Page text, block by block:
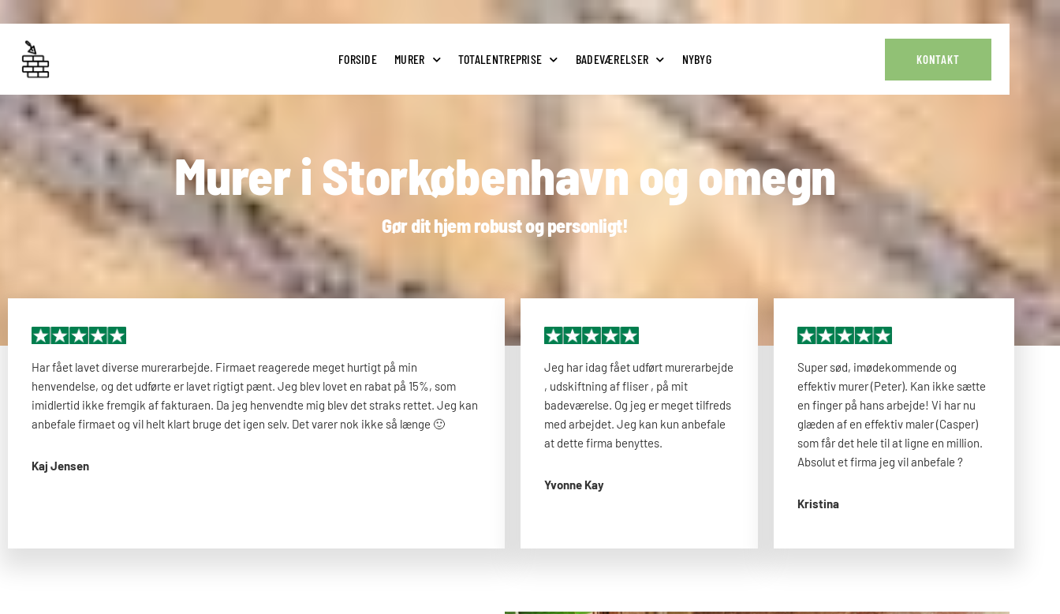
FORSIDE MURER TOTALENTREPRISE BADEVÆRELSER NYBYG KONTAKT
Murer i Storkøbenhavn og omegn
Gør dit hjem robust og personligt!
Har fået lavet diverse murerarbejde. Firmaet reagerede meget hurtigt på min
henvendelse, og det udførte er lavet rigtigt pænt. Jeg blev lovet en rabat på 15%, som
imidlertid ikke fremgik af fakturaen. Da jeg henvendte mig blev det straks rettet. Jeg kan
anbefale firmaet og vil helt klart bruge det igen selv. Det varer nok ikke så længe 🙂​
Kaj Jensen
Jeg har idag fået udført murerarbejde
, udskiftning af fliser , på mit
badeværelse. Og jeg er meget tilfreds
med arbejdet. Jeg kan kun anbefale
at dette firma benyttes.
Yvonne Kay
Super sød, imødekommende og
effektiv murer (Peter). Kan ikke sætte
en finger på hans arbejde! Vi har nu
glæden af en effektiv maler (Casper)
som får det hele til at ligne en million.
Absolut et firma jeg vil anbefale ?
Kristina